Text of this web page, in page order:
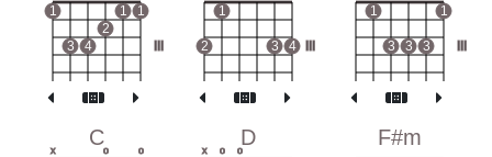
1
3 4
2
1 1
2
1
3 4
1
3 3 3
1
C
x o o
D
x o o
F#m